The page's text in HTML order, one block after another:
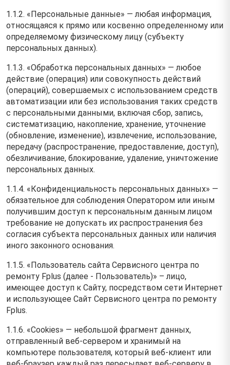
1.1.2. «Персональные данные» — любая информация,
относящаяся к прямо или косвенно определенному или
определяемому физическому лицу (субъекту
персональных данных).
1.1.3. «Обработка персональных данных» — любое
действие (операция) или совокупность действий
(операций), совершаемых с использованием средств
автоматизации или без использования таких средств
с персональными данными, включая сбор, запись,
систематизацию, накопление, хранение, уточнение
(обновление, изменение), извлечение, использование,
передачу (распространение, предоставление, доступ),
обезличивание, блокирование, удаление, уничтожение
персональных данных.
1.1.4. «Конфиденциальность персональных данных» —
обязательное для соблюдения Оператором или иным
получившим доступ к персональным данным лицом
требование не допускать их распространения без
согласия субъекта персональных данных или наличия
иного законного основания.
1.1.5. «Пользователь сайта Сервисного центра по
ремонту Fplus (далее ‑ Пользователь)» – лицо,
имеющее доступ к Сайту, посредством сети Интернет
и использующее Сайт Сервисного центра по ремонту
Fplus.
1.1.6. «Cookies» — небольшой фрагмент данных,
отправленный веб-сервером и хранимый на
компьютере пользователя, который веб-клиент или